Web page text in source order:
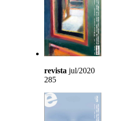
revista jul/2020
285